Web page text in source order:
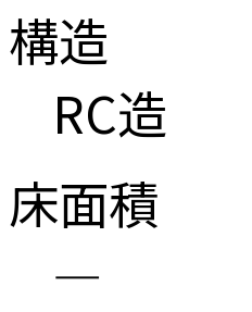
構造
RC造
床面積
―